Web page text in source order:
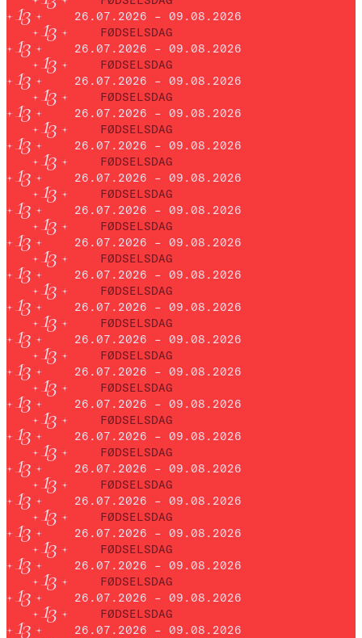
26.07.2026 – 09.08.2026
FØDSELSDAG
26.07.2026 – 09.08.2026
FØDSELSDAG
26.07.2026 – 09.08.2026
FØDSELSDAG
26.07.2026 – 09.08.2026
FØDSELSDAG
26.07.2026 – 09.08.2026
FØDSELSDAG
26.07.2026 – 09.08.2026
FØDSELSDAG
26.07.2026 – 09.08.2026
FØDSELSDAG
26.07.2026 – 09.08.2026
FØDSELSDAG
26.07.2026 – 09.08.2026
FØDSELSDAG
26.07.2026 – 09.08.2026
FØDSELSDAG
26.07.2026 – 09.08.2026
FØDSELSDAG
26.07.2026 – 09.08.2026
FØDSELSDAG
26.07.2026 – 09.08.2026
FØDSELSDAG
26.07.2026 – 09.08.2026
FØDSELSDAG
26.07.2026 – 09.08.2026
FØDSELSDAG
26.07.2026 – 09.08.2026
FØDSELSDAG
26.07.2026 – 09.08.2026
FØDSELSDAG
26.07.2026 – 09.08.2026
FØDSELSDAG
26.07.2026 – 09.08.2026
FØDSELSDAG
26.07.2026 – 09.08.2026